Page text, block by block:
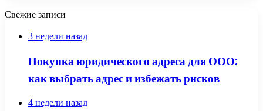
Свежие записи
3 недели назад
Покупка юридического адреса для ООО:
как выбрать адрес и избежать рисков
4 недели назад